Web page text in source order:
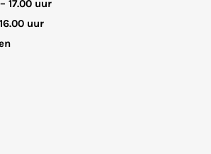
17.00 uur
uur